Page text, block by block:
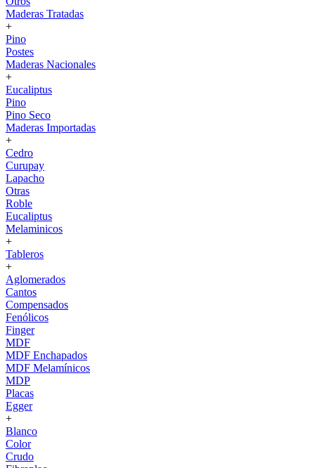
Maderas Tratadas
+
Pino
Postes
Maderas Nacionales
+
Eucaliptus
Pino
Pino Seco
Maderas Importadas
+
Cedro
Curupay
Lapacho
Otras
Roble
Eucaliptus
Melaminicos
+
Tableros
+
Aglomerados
Cantos
Compensados
Fenólicos
Finger
MDF
MDF Enchapados
MDF Melamínicos
MDP
Placas
Egger
+
Blanco
Color
Crudo